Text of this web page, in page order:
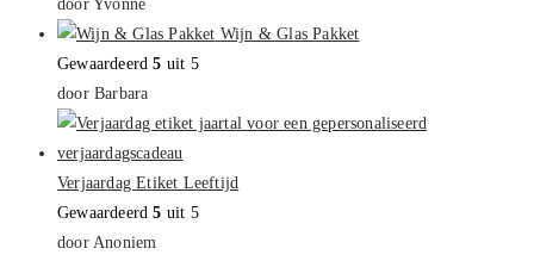
door Yvonne
Wijn & Glas Pakket
Gewaardeerd5 uit 5
door Barbara
Verjaardag Etiket Leeftijd
Gewaardeerd5 uit 5
door Anoniem